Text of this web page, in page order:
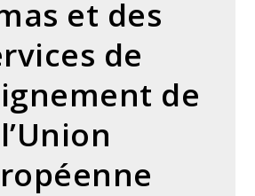
et des
de
de
l’Union